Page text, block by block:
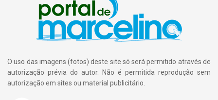
O uso das imagens (fotos) deste site só será permitido através de
autorização prévia do autor. Não é permitida reprodução sem
autorização em sites ou material publicitário.